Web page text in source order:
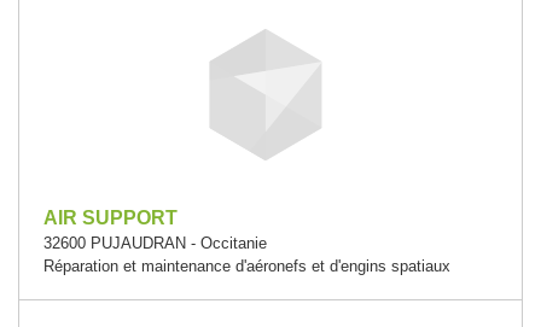
AIR SUPPORT
32600 PUJAUDRAN - Occitanie
Réparation et maintenance d'aéronefs et d'engins spatiaux